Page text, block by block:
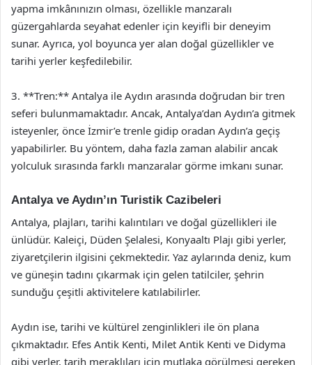
yapma imkânınızın olması, özellikle manzaralı
güzergahlarda seyahat edenler için keyifli bir deneyim
sunar. Ayrıca, yol boyunca yer alan doğal güzellikler ve
tarihi yerler keşfedilebilir.
3. **Tren:** Antalya ile Aydın arasında doğrudan bir tren
seferi bulunmamaktadır. Ancak, Antalya’dan Aydın’a gitmek
isteyenler, önce İzmir’e trenle gidip oradan Aydın’a geçiş
yapabilirler. Bu yöntem, daha fazla zaman alabilir ancak
yolculuk sırasında farklı manzaralar görme imkanı sunar.
Antalya ve Aydın’ın Turistik Cazibeleri
Antalya, plajları, tarihi kalıntıları ve doğal güzellikleri ile
ünlüdür. Kaleiçi, Düden Şelalesi, Konyaaltı Plajı gibi yerler,
ziyaretçilerin ilgisini çekmektedir. Yaz aylarında deniz, kum
ve güneşin tadını çıkarmak için gelen tatilciler, şehrin
sunduğu çeşitli aktivitelere katılabilirler.
Aydın ise, tarihi ve kültürel zenginlikleri ile ön plana
çıkmaktadır. Efes Antik Kenti, Milet Antik Kenti ve Didyma
gibi yerler, tarih meraklıları için mutlaka görülmesi gereken